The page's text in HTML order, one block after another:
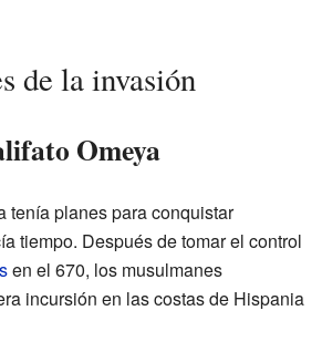
de la invasión
Omeya
tenía planes para conquistar
tiempo. Después de tomar el control
en el 670, los musulmanes
incursión en las costas de Hispania